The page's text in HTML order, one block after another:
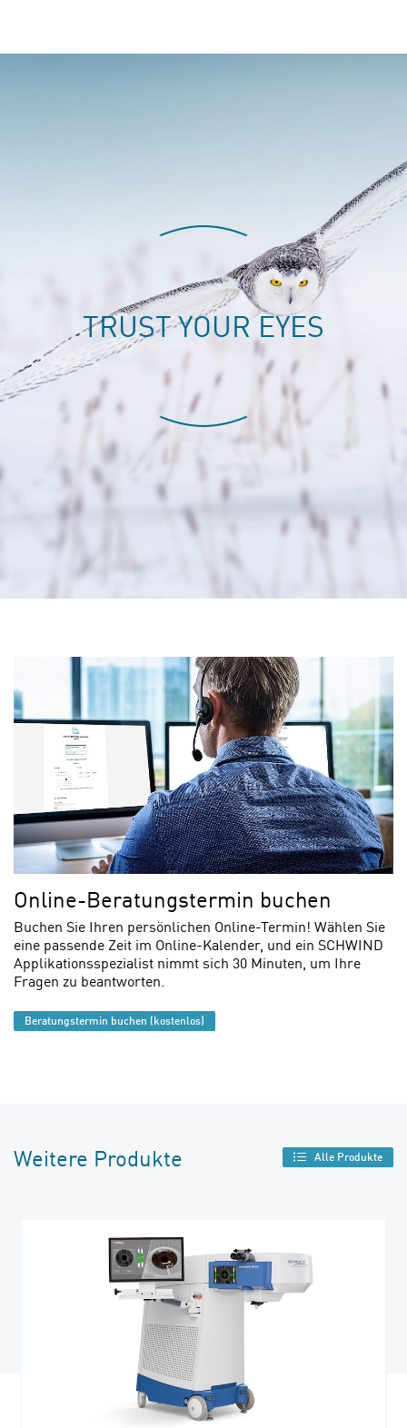
TRUST YOUR EYES
Online-Beratungstermin buchen
Buchen Sie Ihren persönlichen Online-Termin! Wählen Sie
eine passende Zeit im Online-Kalender, und ein SCHWIND
Applikationsspezialist nimmt sich 30 Minuten, um Ihre
Fragen zu beantworten.
Beratungstermin buchen (kostenlos)
Weitere Produkte Alle Produkte